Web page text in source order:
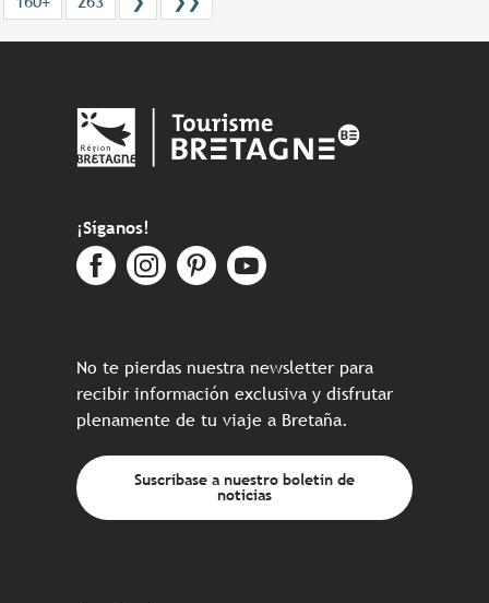
¡Síganos!
No te pierdas nuestra newsletter para
recibir información exclusiva y disfrutar
plenamente de tu viaje a Bretaña.
Suscríbase a nuestro boletín de
noticias